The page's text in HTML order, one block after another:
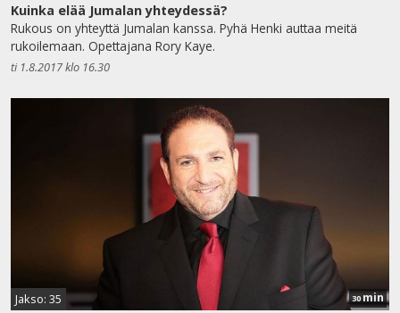
Kuinka elää Jumalan yhteydessä?
Rukous on yhteyttä Jumalan kanssa. Pyhä Henki auttaa meitä
rukoilemaan. Opettajana Rory Kaye.
ti 1.8.2017 klo 16.30
Jakso: 35 30min